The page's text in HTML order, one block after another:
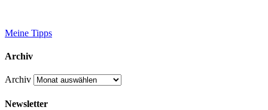
Meine Tipps
Archiv
Archiv
Newsletter